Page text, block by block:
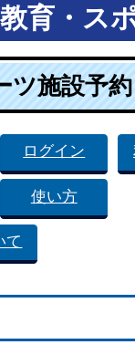
育・ス
ツ施設予約
ログイン
使い方
て